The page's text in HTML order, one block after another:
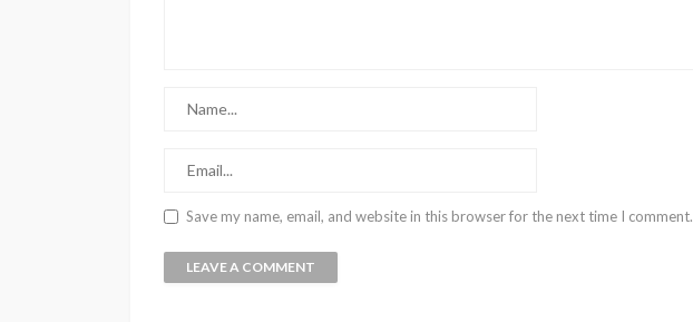
Save my name, email, and website in this browser for the next time I comment.